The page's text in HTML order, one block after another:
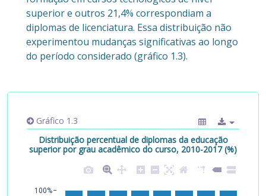
superior e outros 21,4% correspondiam a
diplomas de licenciatura. Essa distribuição não
experimentou mudanças significativas ao longo
do período considerado (gráfico 1.3).
Gráfico 1.3
Distribuição percentual de diplomas da educação
superior por grau acadêmico do curso, 2010-2017 (%)
100%